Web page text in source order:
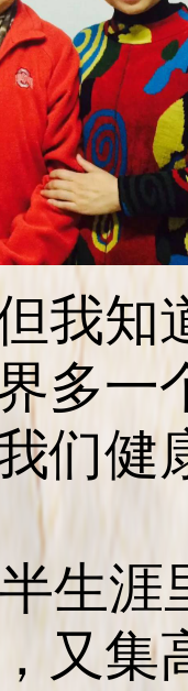
我知
多一
们健
涯里
又集